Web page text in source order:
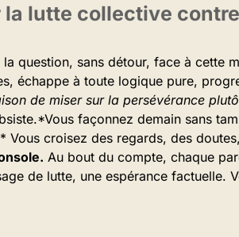
lutte collective
question, sans détour, face à cette
échappe à toute logique pure,
de miser sur la persévérance
façonnez demain sans
Vous croisez des regards, des
Au bout du compte, chaque
de lutte, une espérance factuelle.